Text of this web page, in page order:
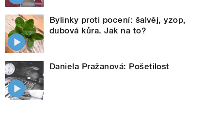
Bylinky proti pocení: šalvěj, yzop,
dubová kůra. Jak na to?
Daniela Pražanová: Pošetilost